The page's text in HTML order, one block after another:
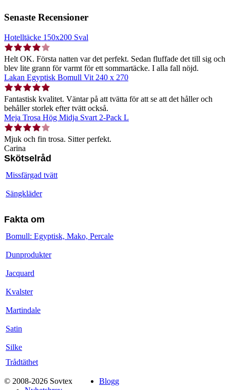
Senaste Recensioner
Hotelltäcke 150x200 Sval
Helt OK. Första natten var det perfekt. Sedan fluffade det till sig och
blev lite grann för varmt för ett sommartäcke. I alla fall nöjd.
Lakan Egyptisk Bomull Vit 240 x 270
Fantastisk kvalitet. Väntar på att tvätta för att se att det håller och
behåller storlek efter tvätt också.
Meja Trosa Hög Midja Svart 2-Pack L
Mjuk och fin trosa. Sitter perfekt.
Carina
Skötselråd
Missfärgad tvätt
Sängkläder
Fakta om
Bomull: Egyptisk, Mako, Percale
Dunprodukter
Jacquard
Kvalster
Martindale
Satin
Silke
Trådtäthet
© 2008-2026 Sovtex
Blogg